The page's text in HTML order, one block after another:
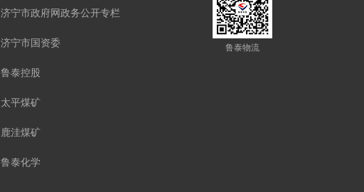
济宁市政府网政务公开专栏
济宁市国资委
鲁泰控股
太平煤矿
鹿洼煤矿
鲁泰化学
鲁泰物流